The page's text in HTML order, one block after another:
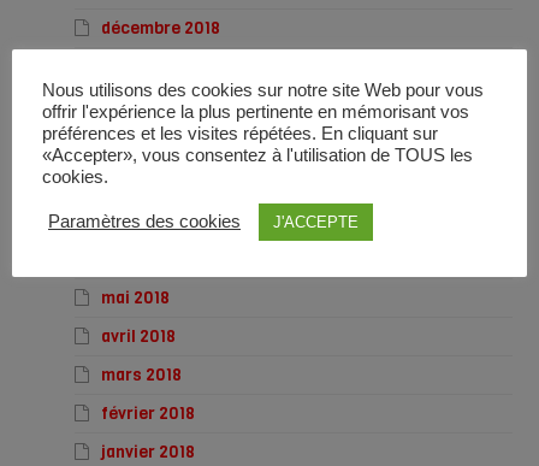
décembre 2018
octobre 2018
septembre 2018
août 2018
juillet 2018
mai 2018
avril 2018
mars 2018
février 2018
janvier 2018
Nous utilisons des cookies sur notre site Web pour vous
offrir l'expérience la plus pertinente en mémorisant vos
préférences et les visites répétées. En cliquant sur
«Accepter», vous consentez à l'utilisation de TOUS les
cookies.
Paramètres des cookies J'ACCEPTE